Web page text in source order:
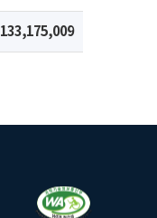
133,175,009